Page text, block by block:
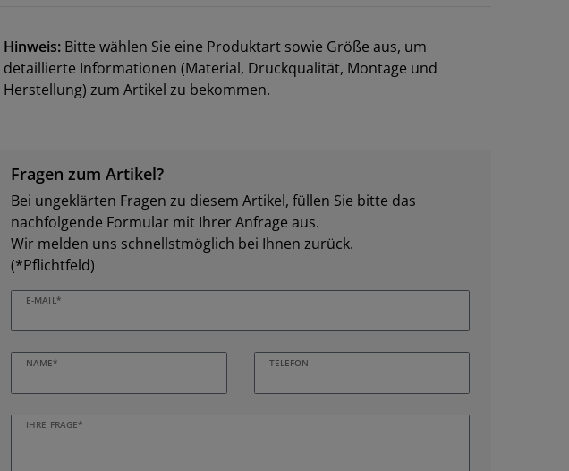
Hinweis: Bitte wählen Sie eine Produktart sowie Größe aus, um
detaillierte Informationen (Material, Druckqualität, Montage und
Herstellung) zum Artikel zu bekommen.
Fragen zum Artikel?
Bei ungeklärten Fragen zu diesem Artikel, füllen Sie bitte das
nachfolgende Formular mit Ihrer Anfrage aus.
Wir melden uns schnellstmöglich bei Ihnen zurück.
(*Pflichtfeld)
E-MAIL*
NAME* TELEFON
IHRE FRAGE*